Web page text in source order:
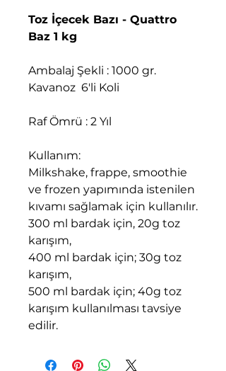
Toz İçecek Bazı - Quattro
Baz 1 kg
Ambalaj Şekli : 1000 gr.
Kavanoz 6'li Koli
Raf Ömrü : 2 Yıl
Kullanım:
Milkshake, frappe, smoothie
ve frozen yapımında istenilen
kıvamı sağlamak için kullanılır.
300 ml bardak için, 20g toz
karışım,
400 ml bardak için; 30g toz
karışım,
500 ml bardak için; 40g toz
karışım kullanılması tavsiye
edilir.